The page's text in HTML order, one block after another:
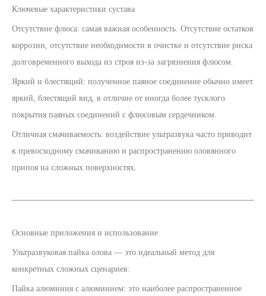
Ключевые характеристики сустава
Отсутствие флюса: самая важная особенность. Отсутствие остатков
коррозии, отсутствие необходимости в очистке и отсутствие риска
долговременного выхода из строя из-за загрязнения флюсом.
Яркий и блестящий: полученное паяное соединение обычно имеет
яркий, блестящий вид, в отличие от иногда более тусклого
покрытия паяных соединений с флюсовым сердечником.
Отличная смачиваемость: воздействие ультразвука часто приводит
к превосходному смачиванию и распространению оловянного
припоя на сложных поверхностях.
Основные приложения и использование
Ультразвуковая пайка олова — это идеальный метод для
конкретных сложных сценариев:
Пайка алюминия с алюминием: это наиболее распространенное